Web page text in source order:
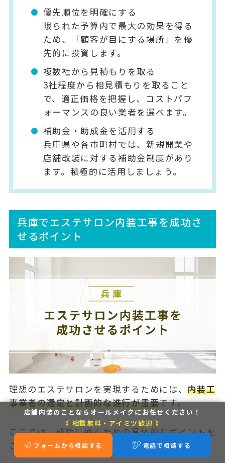
優先順位を明確にする
限られた予算内で最大の効果を得る
ため、「顧客が目にする場所」を優
先的に投資します。
複数社から見積もりを取る
3社程度から相見積もりを取ること
で、適正価格を把握し、コストパフ
ォーマンスの良い業者を選べます。
補助金・助成金を活用する
兵庫県や各市町村では、新規開業や
店舗改装に対する補助金制度があり
ます。積極的に活用しましょう。
兵庫でエステサロン内装工事を成功さ
せるポイント
理想のエステサロンを実現するためには、内装工
事業者の選定と計画的な進行が重要です。
ここでは、成功に導くための具体的なポイントを
ご紹介します。
店舗内装のことなら オールメイクにお任せください！
《 相談無料・アイミツ歓迎 》
フォームから相談する 電話で相談する